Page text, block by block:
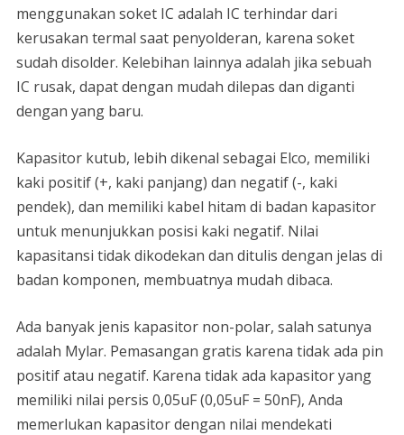
menggunakan soket IC adalah IC terhindar dari
kerusakan termal saat penyolderan, karena soket
sudah disolder. Kelebihan lainnya adalah jika sebuah
IC rusak, dapat dengan mudah dilepas dan diganti
dengan yang baru.
Kapasitor kutub, lebih dikenal sebagai Elco, memiliki
kaki positif (+, kaki panjang) dan negatif (-, kaki
pendek), dan memiliki kabel hitam di badan kapasitor
untuk menunjukkan posisi kaki negatif. Nilai
kapasitansi tidak dikodekan dan ditulis dengan jelas di
badan komponen, membuatnya mudah dibaca.
Ada banyak jenis kapasitor non-polar, salah satunya
adalah Mylar. Pemasangan gratis karena tidak ada pin
positif atau negatif. Karena tidak ada kapasitor yang
memiliki nilai persis 0,05uF (0,05uF = 50nF), Anda
memerlukan kapasitor dengan nilai mendekati